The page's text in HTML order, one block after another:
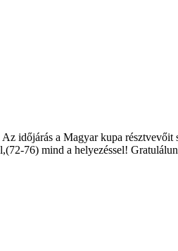
időjárás a Magyar kupa
76) mind a helyezéssel!